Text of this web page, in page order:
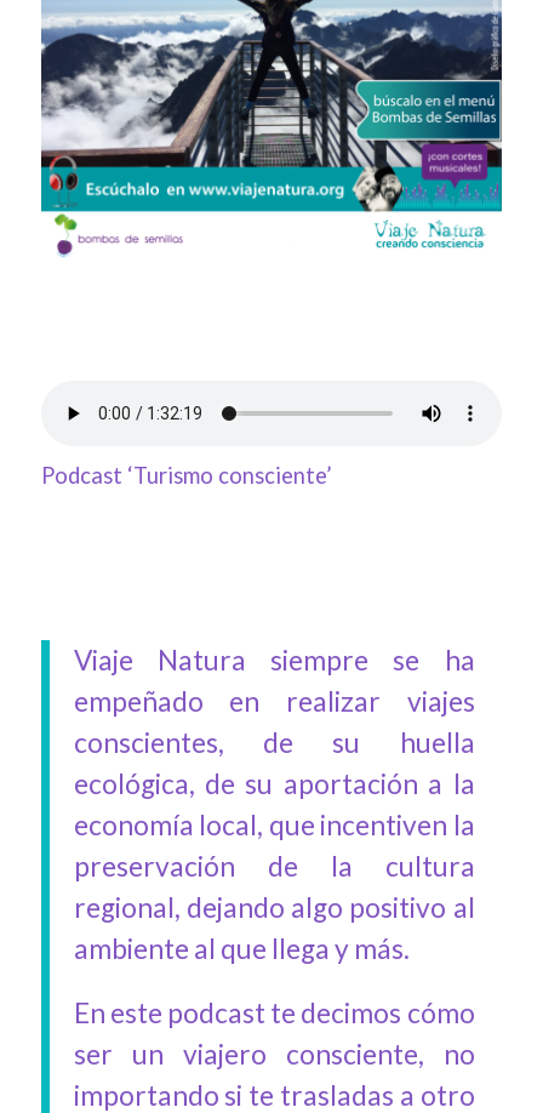
Podcast ‘Turismo consciente’
Viaje Natura siempre se ha
empeñado en realizar viajes
conscientes, de su huella
ecológica, de su aportación a la
economía local, que incentiven la
preservación de la cultura
regional, dejando algo positivo al
ambiente al que llega y más.
En este podcast te decimos cómo
ser un viajero consciente, no
importando si te trasladas a otro